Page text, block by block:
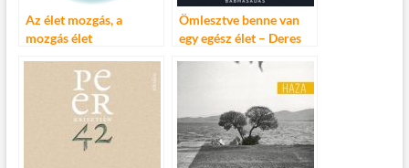
Az élet mozgás, a
mozgás élet
Ömlesztve benne van
egy egész élet – Deres